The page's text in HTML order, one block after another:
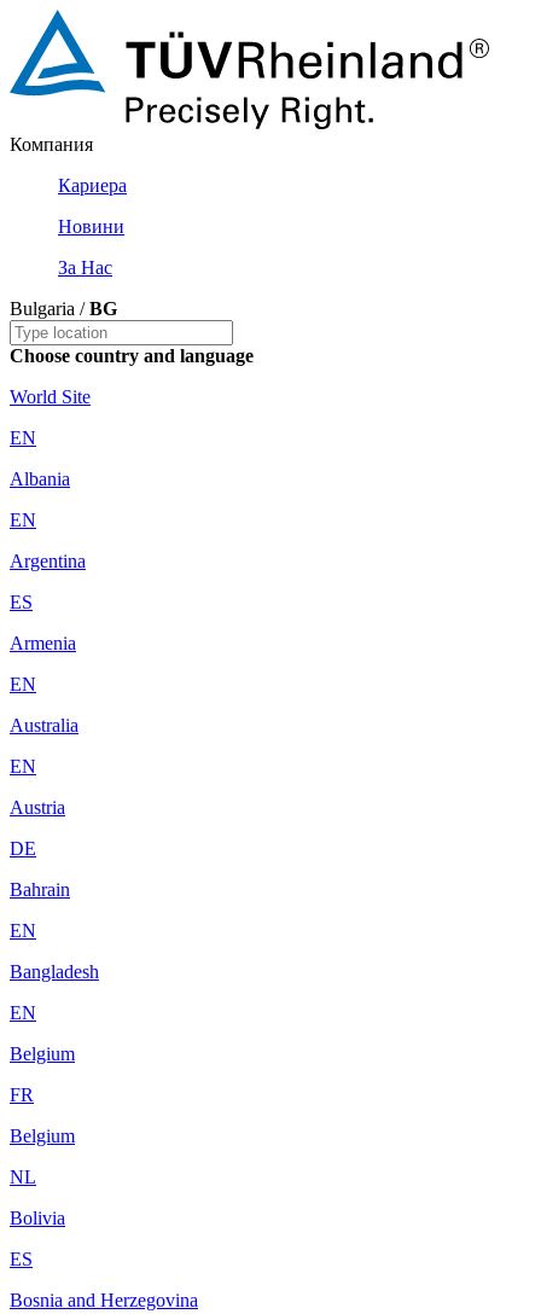
Компания
Кариера
Новини
За Нас
Bulgaria /BG
Choose country and language
World Site
EN
Albania
EN
Argentina
ES
Armenia
EN
Australia
EN
Austria
DE
Bahrain
EN
Bangladesh
EN
Belgium
FR
Belgium
NL
Bolivia
ES
Bosnia and Herzegovina